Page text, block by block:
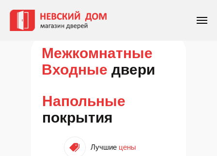
Межкомнатные
Входные двери
Напольные
покрытия
Лучшие цены